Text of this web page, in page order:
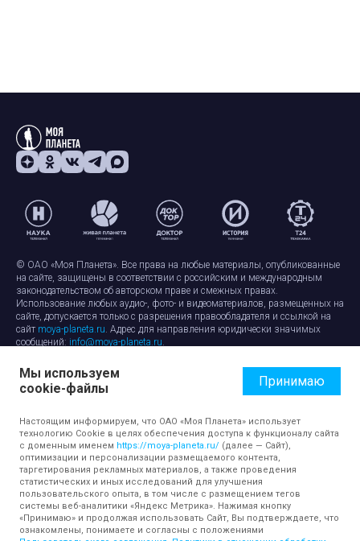
© ОАО «Моя Планета». Все права на любые материалы, опубликованные
на сайте, защищены в соответствии с российским и международным
законодательством об авторском праве и смежных правах.
Использование любых аудио-, фото- и видеоматериалов, размещенных на
сайте, допускается только с разрешения правообладателя и ссылкой на
сайт moya-planeta.ru. Адрес для направления юридически значимых
сообщений: info@moya-planeta.ru.
Правила сайтаРабота с cookie-файлами
Защита персональных данных
Обработка персональных данных
Мы используем
cookie-файлы
Принимаю
Настоящим информируем, что ОАО «Моя Планета» использует
технологию Cookie в целях обеспечения доступа к функционалу сайта
с доменным именем https://moya-planeta.ru/ (далее — Сайт),
оптимизации и персонализации размещаемого контента,
таргетирования рекламных материалов, а также проведения
статистических и иных исследований для улучшения
пользовательского опыта, в том числе с размещением тегов
системы веб-аналитики «Яндекс Метрика». Нажимая кнопку
«Принимаю» и продолжая использовать Сайт, Вы подтверждаете, что
ознакомлены, понимаете и согласны с положениями